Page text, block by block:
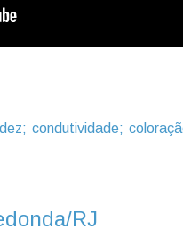
condutividade;
RJ